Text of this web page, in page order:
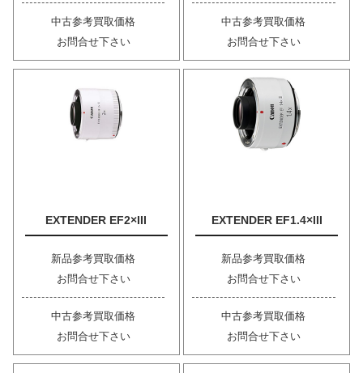
中古参考買取価格
お問合せ下さい
中古参考買取価格
お問合せ下さい
EXTENDER EF2×III
新品参考買取価格
お問合せ下さい
中古参考買取価格
お問合せ下さい
EXTENDER EF1.4×III
新品参考買取価格
お問合せ下さい
中古参考買取価格
お問合せ下さい